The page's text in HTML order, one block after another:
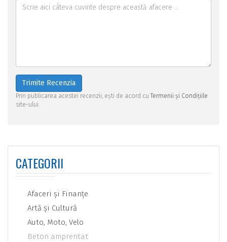
Trimite Recenzia
Prin publicarea acestei recenzii, ești de acord cuTermenii și Condițiile
site-ului.
CATEGORII
Afaceri şi Finanţe
Artă şi Cultură
Auto, Moto, Velo
Beton amprentat